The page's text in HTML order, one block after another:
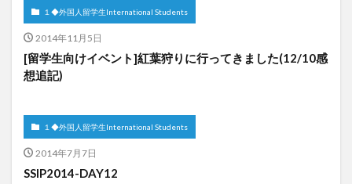
１◆外国人留学生International Students
2014年11月5日
[留学生向けイベント]紅葉狩りに行ってきました(12/10感
想追記)
１◆外国人留学生International Students
2014年7月7日
SSIP2014-DAY12